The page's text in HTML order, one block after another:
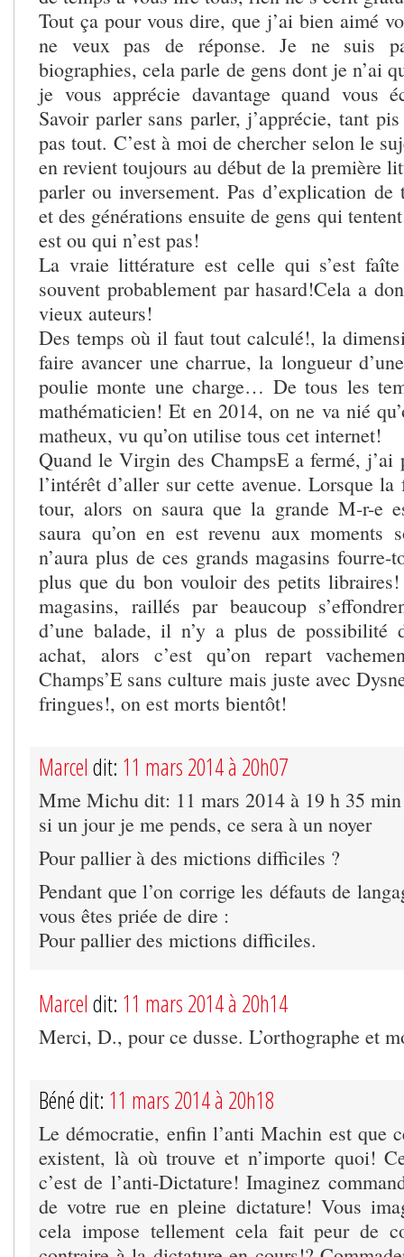
Tout ça pour vous dire, que j’ai bien aimé
ne veux pas de réponse. Je ne suis
biographies, cela parle de gens dont je n’ai
je vous apprécie davantage quand vous
Savoir parler sans parler, j’apprécie, tant
pas tout. C’est à moi de chercher selon le
en revient toujours au début de la première
parler ou inversement. Pas d’explication
et des générations ensuite de gens qui
est ou qui n’est pas!
La vraie littérature est celle qui s’est
souvent probablement par hasard!Cela a
vieux auteurs!
Des temps où il faut tout calculé!, la
faire avancer une charrue, la longueur
poulie monte une charge… De tous les
mathématicien! Et en 2014, on ne va nié
matheux, vu qu’on utilise tous cet internet!
Quand le Virgin des ChampsE a fermé, j’ai
l’intérêt d’aller sur cette avenue. Lorsque
tour, alors on saura que la grande M-r-e
saura qu’on en est revenu aux moments
n’aura plus de ces grands magasins fourre-
plus que du bon vouloir des petits
magasins, raillés par beaucoup
d’une balade, il n’y a plus de possibilité
achat, alors c’est qu’on repart
Champs’E sans culture mais juste avec
fringues!, on est morts bientôt!
Marcel dit: 11 mars 2014 à 20h07
Mme Michu dit: 11 mars 2014 à 19 h 35 min
si un jour je me pends, ce sera à un noyer
Pour pallier à des mictions difficiles ?
Pendant que l’on corrige les défauts de
vous êtes priée de dire :
Pour pallier des mictions difficiles.
Marcel dit: 11 mars 2014 à 20h14
Merci, D., pour ce dusse. L’orthographe et
Béné dit: 11 mars 2014 à 20h18
Le démocratie, enfin l’anti Machin est que
existent, là où trouve et n’importe quoi!
c’est de l’anti-Dictature! Imaginez
de votre rue en pleine dictature! Vous
cela impose tellement cela fait peur de